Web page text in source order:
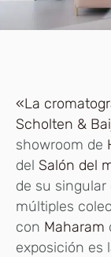
«La
Scholten &
showroom de
del Salón del
de su singular
múltiples
con Maharam
exposición es